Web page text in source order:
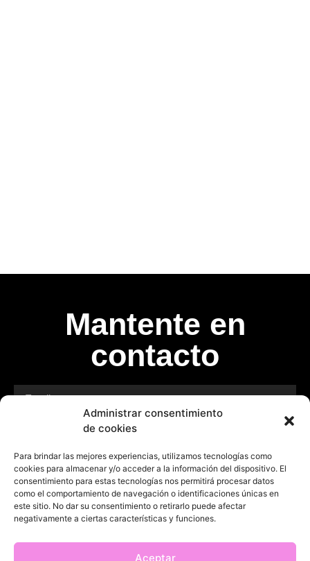
Administrar consentimiento
de cookies
Para brindar las mejores experiencias, utilizamos tecnologías como
cookies para almacenar y/o acceder a la información del dispositivo. El
consentimiento para estas tecnologías nos permitirá procesar datos
como el comportamiento de navegación o identificaciones únicas en
este sitio. No dar su consentimiento o retirarlo puede afectar
negativamente a ciertas características y funciones.
Aceptar
Mantente en
contacto
SUBSCRIBITE
Copyright 2026 © Todos los derechos reservados